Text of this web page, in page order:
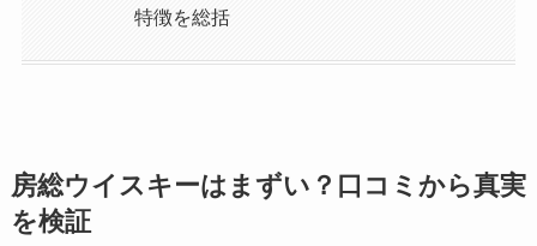
特徴を総括
房総ウイスキーはまずい？口コミから真実
を検証